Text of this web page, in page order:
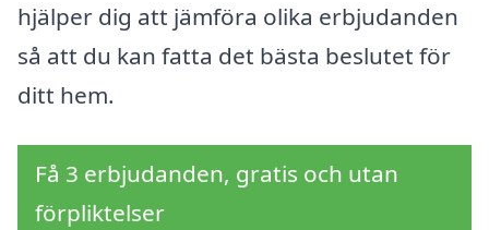
hjälper dig att jämföra olika erbjudanden
så att du kan fatta det bästa beslutet för
ditt hem.
Få 3 erbjudanden, gratis och utan
förpliktelser